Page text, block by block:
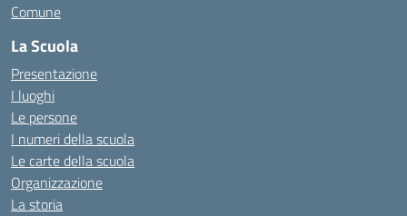
Comune
La Scuola
Presentazione
I luoghi
Le persone
I numeri della scuola
Le carte della scuola
Organizzazione
La storia